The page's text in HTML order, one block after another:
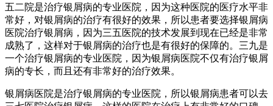
五二院是治疗银屑病的专业医院，因为这种医院的医疗水平非
常好，对银屑病的治疗有很好的效果，所以患者要选择银屑病
医院治疗银屑病，因为三五医院的技术发展到现在已经是非常
成熟了，这样对于银屑病的治疗也是有很好的保障的。三九是
一个治疗银屑病的专业医院，因为银屑病医院不仅有治疗银屑
病的专长，而且还有非常好的治疗效果。
银屑病医院是治疗银屑病的专业医院，所以银屑病患者可以去